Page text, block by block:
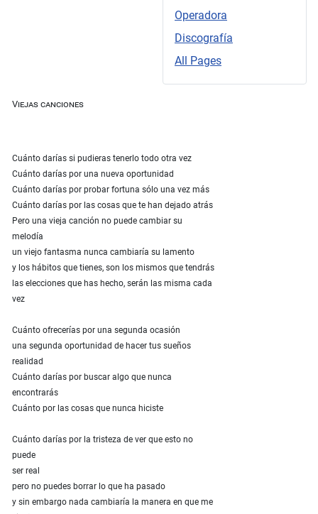
Operadora
Discografía
All Pages
Viejas canciones
Cuánto darías si pudieras tenerlo todo otra vez
Cuánto darías por una nueva oportunidad
Cuánto darías por probar fortuna sólo una vez más
Cuánto darías por las cosas que te han dejado atrás
Pero una vieja canción no puede cambiar su
melodía
un viejo fantasma nunca cambiaría su lamento
y los hábitos que tienes, son los mismos que tendrás
las elecciones que has hecho, serán las misma cada
vez
Cuánto ofrecerías por una segunda ocasión
una segunda oportunidad de hacer tus sueños
realidad
Cuánto darías por buscar algo que nunca
encontrarás
Cuánto por las cosas que nunca hiciste
Cuánto darías por la tristeza de ver que esto no
puede
ser real
pero no puedes borrar lo que ha pasado
y sin embargo nada cambiaría la manera en que me